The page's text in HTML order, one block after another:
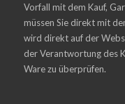
Vorfall mit dem Kauf,
müssen Sie direkt mit
wird direkt auf der
der Verantwortung des
Ware zu überprüfen.